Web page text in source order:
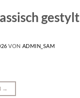
gestylt
VON ADMIN_SAM
→